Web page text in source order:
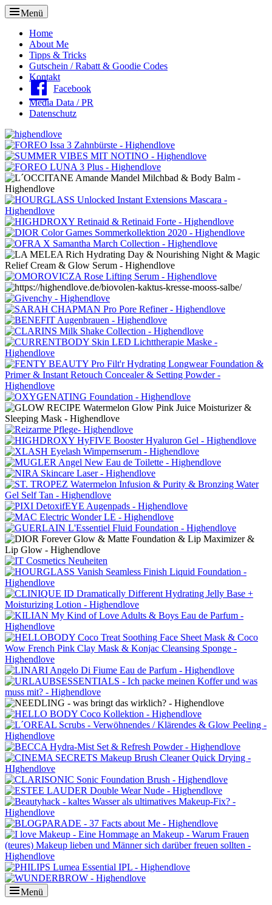
Menü
Oberes
Menü
Home
About Me
Tipps & Tricks
Gutschein / Rabatt & Goodie Codes
Kontakt
Facebook
Media Data / PR
Datenschutz
Menü